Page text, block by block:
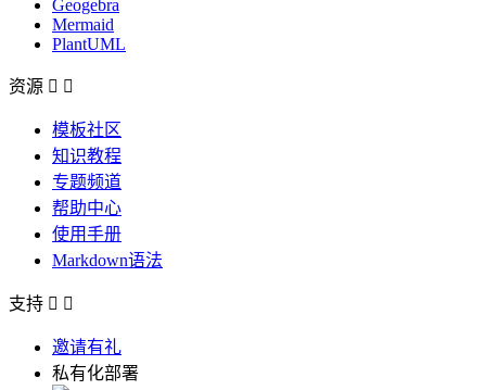
Geogebra
Mermaid
PlantUML
资源  
模板社区
知识教程
专题频道
帮助中心
使用手册
Markdown语法
支持  
邀请有礼
私有化部署